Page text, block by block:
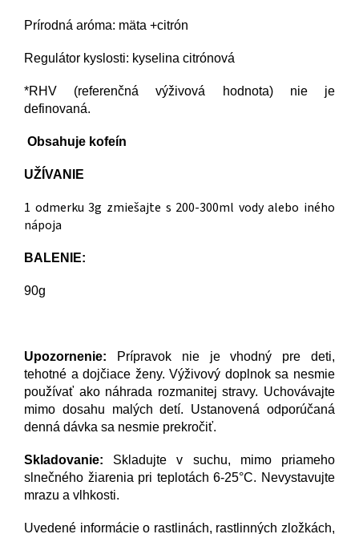
Prírodná aróma: mäta +citrón
Regulátor kyslosti: kyselina citrónová
*RHV (referenčná výživová hodnota) nie je
definovaná.
Obsahuje kofeín
UŽÍVANIE
1 odmerku 3g zmiešajte s 200-300ml vody alebo iného
nápoja
BALENIE:
90g
Upozornenie: Prípravok nie je vhodný pre deti,
tehotné a dojčiace ženy. Výživový doplnok sa nesmie
používať ako náhrada rozmanitej stravy. Uchovávajte
mimo dosahu malých detí. Ustanovená odporúčaná
denná dávka sa nesmie prekročiť.
Skladovanie: Skladujte v suchu, mimo priameho
slnečného žiarenia pri teplotách 6-25°C. Nevystavujte
mrazu a vlhkosti.
Uvedené informácie o rastlinách, rastlinných zložkách,